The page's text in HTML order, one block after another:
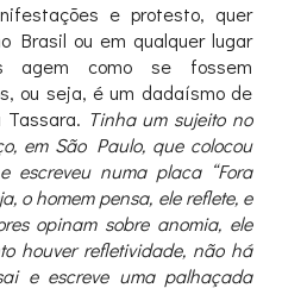
e protesto, quer
Brasil ou em qualquer lugar
agem como se fossem
ou seja, é um dadaísmo de
Tinha um sujeito no
em São Paulo, que colocou
numa placa “Fora
o homem pensa, ele reflete, e
opinam sobre anomia, ele
houver refletividade, não há
e escreve uma palhaçada